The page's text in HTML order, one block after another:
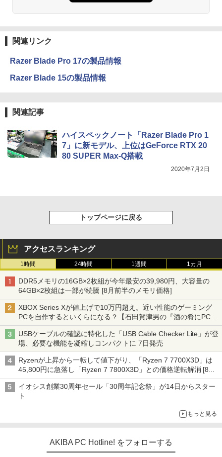
関連リンク
Razer Blade Pro 17の製品情報
Razer Blade 15の製品情報
関連記事
ハイスペックノート「Razer Blade Pro 1
7」に新モデル、上位はGeForce RTX 20
80 SUPER Max-Q搭載
2020年7月2日
トップページに戻る
アクセスランキング
1時間 24時間 1週間 1カ月
DDR5メモリの16GB×2枚組が今年最安の39,980円、大容量の
64GB×2枚組は一部が続騰 [8月前半のメモリ価格]
XBOX Series Xが値上げで10万円超え。近い性能のゲーミング
PCを自作するといくらになる？【石田賀津男の『酒の肴にPCゲ
ーム』】
USBケーブルの確認に特化した「USB Cable Checker Lite」が登
場、必要な機能を凝縮しコンパクトに 7日発売
Ryzenが上昇から一転して値下がり、「Ryzen 7 7700X3D」は
45,800円に急落し「Ryzen 7 7800X3D」との価格逆転解消 [8月
前半のCPU価格]
イオシス創業30周年セール「30周年記念祭」が14日からスター
ト
もっと見る
AKIBA PC Hotline! をフォローする